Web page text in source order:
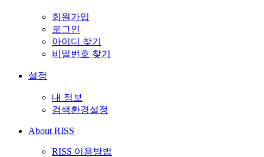
회원가입
로그인
아이디 찾기
비밀번호 찾기
설정
내 정보
검색환경설정
About RISS
RISS 이용방법